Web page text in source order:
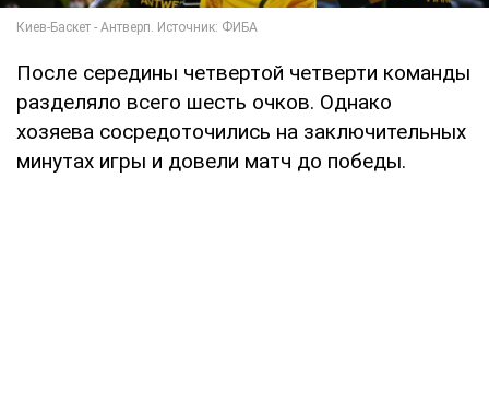
После середины четвертой четверти команды
разделяло всего шесть очков. Однако
хозяева сосредоточились на заключительных
минутах игры и довели матч до победы.